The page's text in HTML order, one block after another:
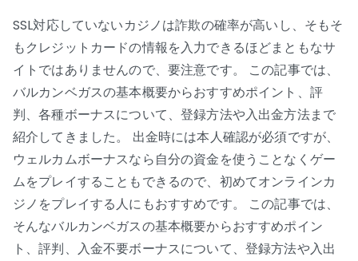
SSL対応していないカジノは詐欺の確率が高いし、そもそ
もクレジットカードの情報を入力できるほどまともなサ
イトではありませんので、要注意です。 この記事では、
バルカンベガスの基本概要からおすすめポイント、評
判、各種ボーナスについて、登録方法や入出金方法まで
紹介してきました。 出金時には本人確認が必須ですが、
ウェルカムボーナスなら自分の資金を使うことなくゲー
ムをプレイすることもできるので、初めてオンラインカ
ジノをプレイする人にもおすすめです。 この記事では、
そんなバルカンベガスの基本概要からおすすめポイン
ト、評判、入金不要ボーナスについて、登録方法や入出